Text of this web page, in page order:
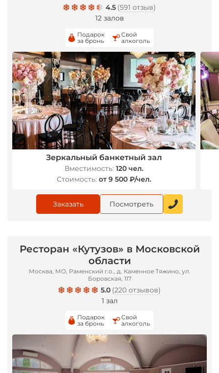
4.5 (591 отзыв)
12 залов
Подарок
за бронь
Свой
алкоголь
Зеркальный банкетный зал
Вместимость: 120 чел.
Стоимость: от 9 500 ₽/чел.
Заказать Посмотреть
Ресторан «Кутузов» в Московской
области
Москва, МО, Раменский г.о., д. Каменное Тяжино, ул.
Боровская, 117
5.0 (220 отзывов)
1 зал
Подарок
за бронь
Свой
алкоголь
*
*